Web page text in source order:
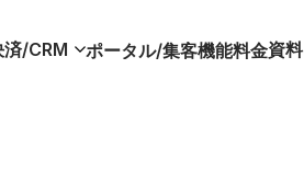
済/CRM ポータル/集客機能料金資料